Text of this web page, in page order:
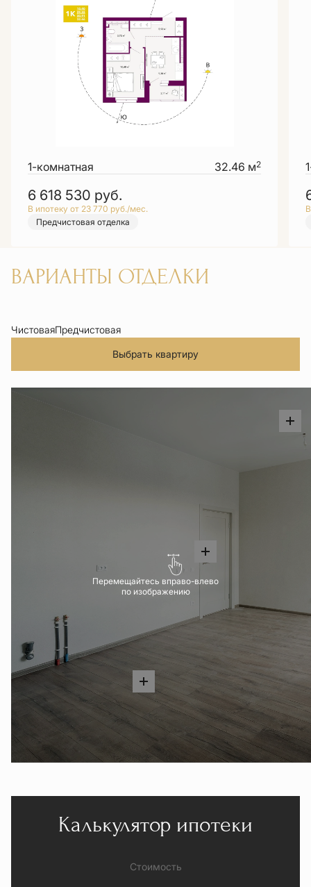
1-комнатная 32.46 м2
6 618 530 руб.
В ипотеку от 23 770 руб./мес.
Предчистовая отделка
ВАРИАНТЫ ОТДЕЛКИ
ЧистоваяПредчистовая
Выбрать квартиру
Перемещайтесь вправо-влево
по изображению
Калькулятор ипотеки
Стоимость